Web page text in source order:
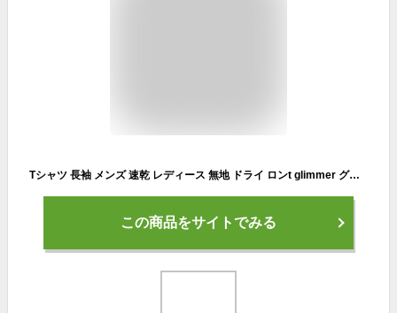
Tシャツ 長袖 メンズ 速乾 レディース 無地 ドライ ロンt glimmer グリマー 4.4オンス ドライTシャツ 00304-ALT 送料無料 春 夏 秋 冬 ホワイト 白 ブラック 黒 ネイビー グレー 140cm-7L
この商品をサイトでみる